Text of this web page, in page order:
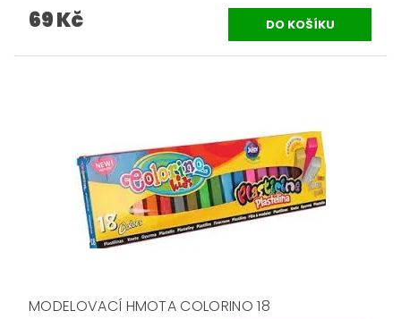
69 Kč
MODELOVACÍ HMOTA COLORINO 18